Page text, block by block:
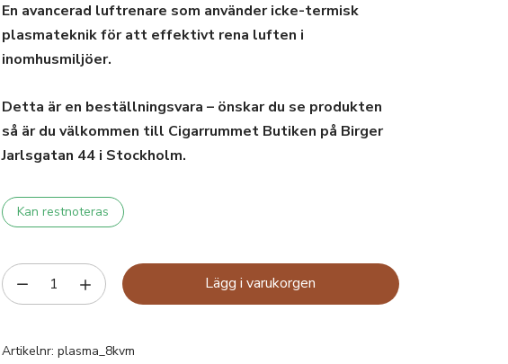
En avancerad luftrenare som använder icke-termisk
plasmateknik för att effektivt rena luften i
inomhusmiljöer.
Detta är en beställningsvara – önskar du se produkten
så är du välkommen till Cigarrummet Butiken på Birger
Jarlsgatan 44 i Stockholm.
Kan restnoteras
Lägg i varukorgen
Artikelnr: plasma_8kvm